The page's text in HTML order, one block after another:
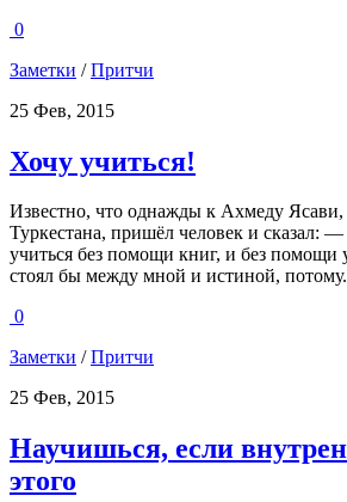
0
Заметки /Притчи
25 Фев, 2015
Хочу учиться!
Известно, что однажды к Ахмеду
Туркестана, пришёл человек и сказал:
учиться без помощи книг, и без помощи
стоял бы между мной и истиной,
0
Заметки /Притчи
25 Фев, 2015
Научишься, если
этого